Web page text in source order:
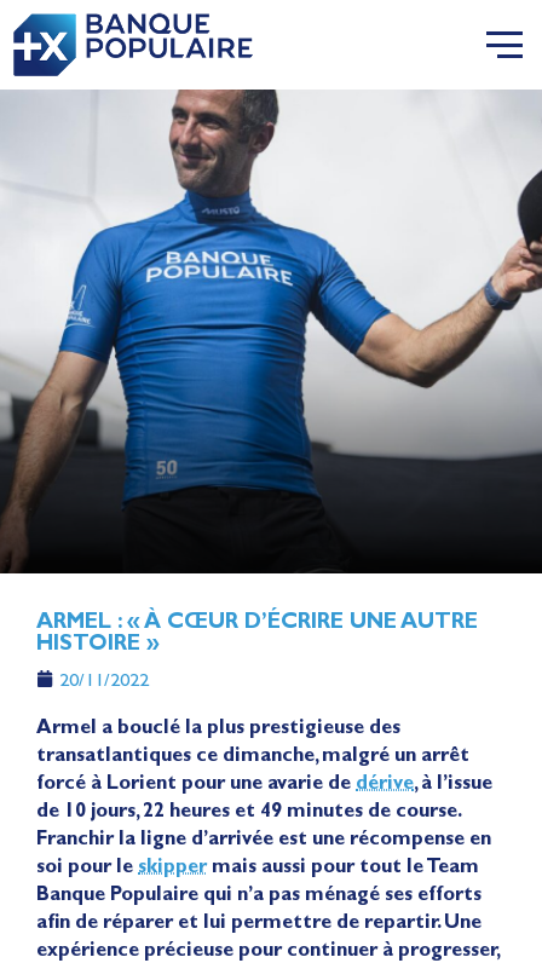
ARMEL : « À CŒUR D’ÉCRIRE UNE AUTRE
HISTOIRE »
20/11/2022
Armel a bouclé la plus prestigieuse des
transatlantiques ce dimanche, malgré un arrêt
forcé à Lorient pour une avarie de dérive, à l’issue
de 10 jours, 22 heures et 49 minutes de course.
Franchir la ligne d’arrivée est une récompense en
soi pour le skippermais aussi pour tout le Team
Banque Populaire qui n’a pas ménagé ses efforts
afin de réparer et lui permettre de repartir. Une
expérience précieuse pour continuer à progresser,